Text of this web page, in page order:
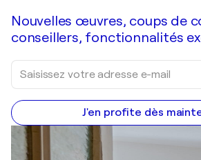
Nouvelles œuvres, coups de
conseillers, fonctionnalités
J'en profite dès